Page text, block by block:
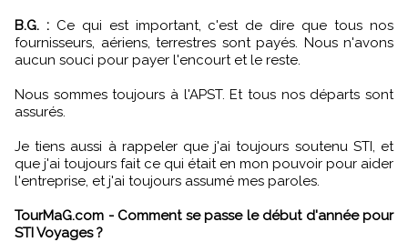
B.G. :Ce qui est important, c'est de dire que tous nos
fournisseurs, aériens, terrestres sont payés. Nous n'avons
aucun souci pour payer l'encourt et le reste.
Nous sommes toujours à l'APST. Et tous nos départs sont
assurés.
Je tiens aussi à rappeler que j'ai toujours soutenu STI, et
que j'ai toujours fait ce qui était en mon pouvoir pour aider
l'entreprise, et j'ai toujours assumé mes paroles.
TourMaG.com - Comment se passe le début d'année pour
STI Voyages ?